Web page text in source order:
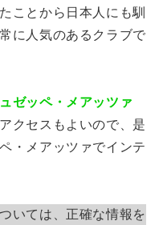
ことから日本人にも馴
に人気のあるクラブで
ゼッペ・メアッツァ
クセスもよいので、是
・メアッツァでインテ
いては、正確な情報を